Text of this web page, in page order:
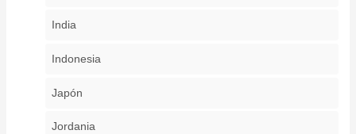
India
Indonesia
Japón
Jordania